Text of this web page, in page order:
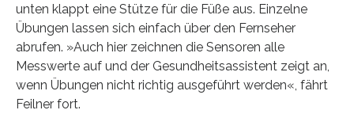
unten klappt eine Stütze für die Füße aus. Einzelne
Übungen lassen sich einfach über den Fernseher
abrufen. »Auch hier zeichnen die Sensoren alle
Messwerte auf und der Gesundheitsassistent zeigt an,
wenn Übungen nicht richtig ausgeführt werden«, fährt
Feilner fort.